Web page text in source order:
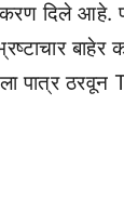
दिले आहे.
बाहेर
पात्र ठरवून